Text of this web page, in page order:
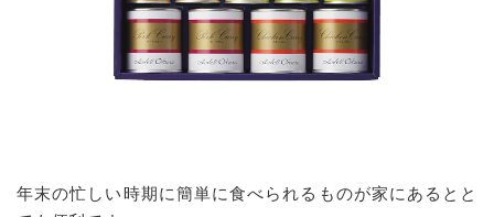
年末の忙しい時期に簡単に食べられるものが家にあるとと